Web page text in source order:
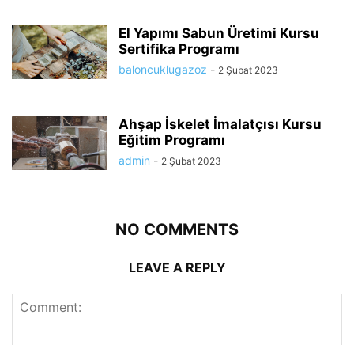
El Yapımı Sabun Üretimi Kursu
Sertifika Programı
baloncuklugazoz - 2 Şubat 2023
Ahşap İskelet İmalatçısı Kursu
Eğitim Programı
admin - 2 Şubat 2023
NO COMMENTS
LEAVE A REPLY